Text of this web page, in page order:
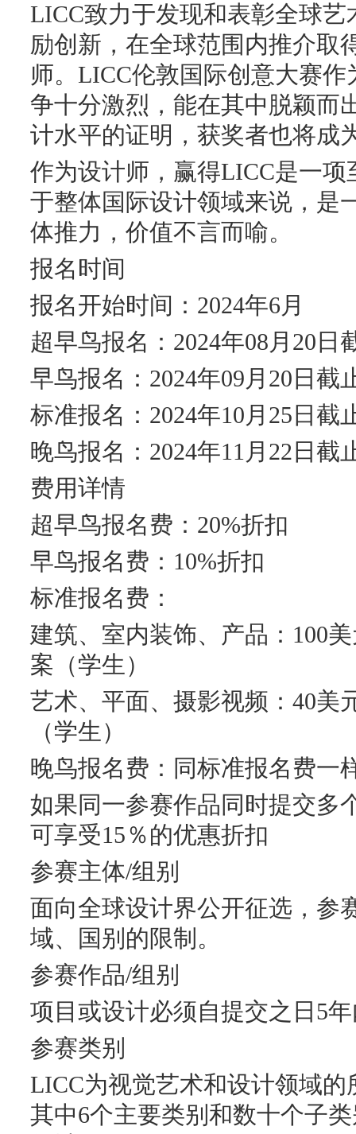
LICC致力于发现和表彰全球
励创新，在全球范围内推介取
师。LICC伦敦国际创意大赛
争十分激烈，能在其中脱颖而
计水平的证明，获奖者也将成
作为设计师，赢得LICC是一
于整体国际设计领域来说，是
体推力，价值不言而喻。
报名时间
报名开始时间：2024年6月
超早鸟报名：2024年08月20日
早鸟报名：2024年09月20日截
标准报名：2024年10月25日截
晚鸟报名：2024年11月22日截
费用详情
超早鸟报名费：20%折扣
早鸟报名费：10%折扣
标准报名费：
建筑、室内装饰、产品：100
案（学生）
艺术、平面、摄影视频：40美
（学生）
晚鸟报名费：同标准报名费一
如果同一参赛作品同时提交多
可享受15％的优惠折扣
参赛主体/组别
面向全球设计界公开征选，参
域、国别的限制。
参赛作品/组别
项目或设计必须自提交之日5
参赛类别
LICC为视觉艺术和设计领域
其中6个主要类别和数十个子